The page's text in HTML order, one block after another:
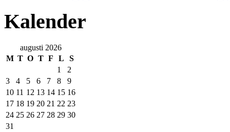
Kalender
augusti 2026
M T O T F L
S
1
2
3
4 5 6 7 8
9
10 11 12 13 14 15 16
17 18 19 20 21 22 23
24 25 26 27 28 29 30
31